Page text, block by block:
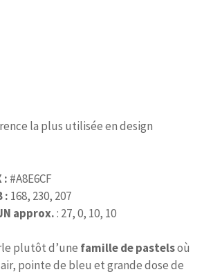
la plus utilisée en design
: #A8E6CF
: 168, 230, 207
approx.: 27, 0, 10, 10
plutôt d’une famille de pastelsoù
pointe de bleu et grande dose de